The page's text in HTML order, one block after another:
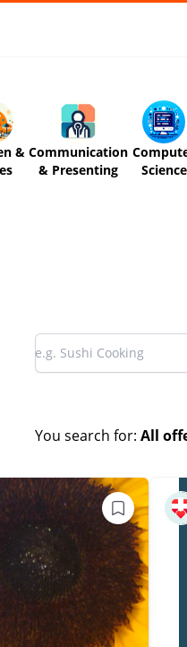
& Communication
& Presenting
Science
You search for: All